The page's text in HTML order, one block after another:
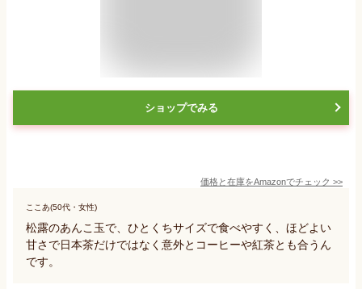
ショップでみる
価格と在庫をAmazonでチェック >>
ここあ(50代・女性)
松露のあんこ玉で、ひとくちサイズで食べやすく、ほどよい
甘さで日本茶だけではなく意外とコーヒーや紅茶とも合うん
です。